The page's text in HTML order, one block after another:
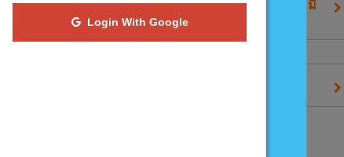
13. ฉันไม่ได้ลงชื่อเข้าใช้ในบัญชีของฉันขณะทำธุรกรรม - มี
สิ่งใดที่ฉันสามารถทำได้หรือไม่?
Login With Google